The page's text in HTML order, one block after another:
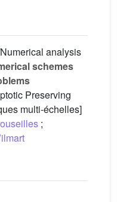
analysis
schemes
Preserving
multi-échelles]
;